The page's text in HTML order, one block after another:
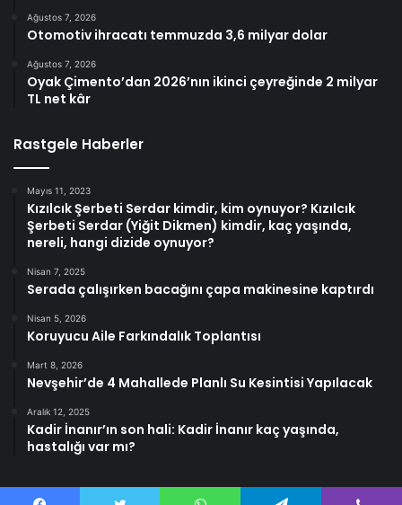
Ağustos 7, 2026
Otomotiv ihracatı temmuzda 3,6 milyar dolar
Ağustos 7, 2026
Oyak Çimento’dan 2026’nın ikinci çeyreğinde 2 milyar
TL net kâr
Rastgele Haberler
Mayıs 11, 2023
Kızılcık Şerbeti Serdar kimdir, kim oynuyor? Kızılcık
Şerbeti Serdar (Yiğit Dikmen) kimdir, kaç yaşında,
nereli, hangi dizide oynuyor?
Nisan 7, 2025
Serada çalışırken bacağını çapa makinesine kaptırdı
Nisan 5, 2026
Koruyucu Aile Farkındalık Toplantısı
Mart 8, 2026
Nevşehir’de 4 Mahallede Planlı Su Kesintisi Yapılacak
Aralık 12, 2025
Kadir İnanır’ın son hali: Kadir İnanır kaç yaşında,
hastalığı var mı?